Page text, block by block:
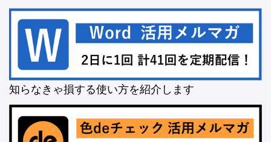
知らなきゃ損する使い方を紹介します